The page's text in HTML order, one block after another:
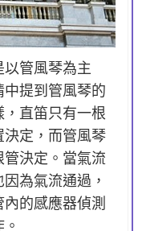
管風琴為主
提到管風琴的
直笛只有一根
定，而管風琴
決定。當氣流
為氣流通過，
的感應器偵測